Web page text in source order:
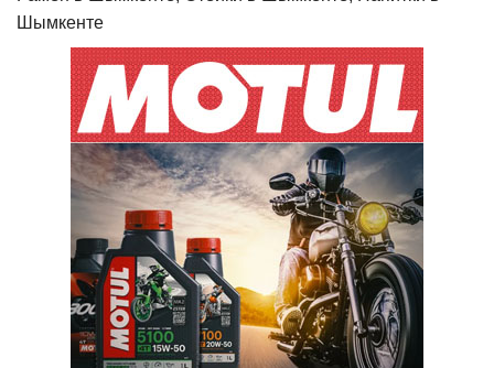
Шымкенте